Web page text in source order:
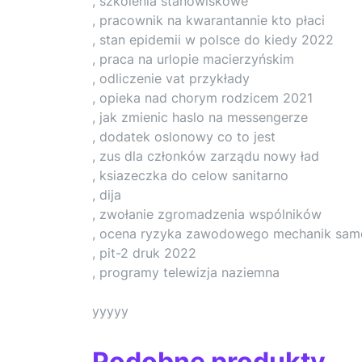
, pracownik na kwarantannie kto płaci
, stan epidemii w polsce do kiedy 2022
, praca na urlopie macierzyńskim
, odliczenie vat przykłady
, opieka nad chorym rodzicem 2021
, jak zmienic haslo na messengerze
, dodatek oslonowy co to jest
, zus dla członków zarządu nowy ład
, ksiazeczka do celow sanitarno
, dija
, zwołanie zgromadzenia wspólników
, ocena ryzyka zawodowego mechanik
, pit-2 druk 2022
, programy telewizja naziemna
yyyyy